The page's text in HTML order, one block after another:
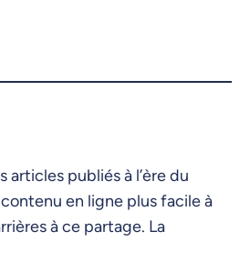
publiés à l’ère du
en ligne plus facile à
à ce partage. La